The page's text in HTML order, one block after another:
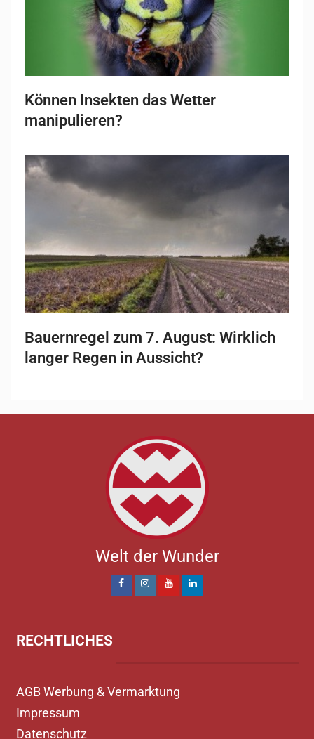
Können Insekten das Wetter
manipulieren?
Bauernregel zum 7. August: Wirklich
langer Regen in Aussicht?
Welt der Wunder
RECHTLICHES
AGB Werbung & Vermarktung
Impressum
Datenschutz